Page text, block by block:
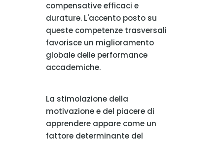
compensative efficaci e
durature. L'accento posto su
queste competenze trasversali
favorisce un miglioramento
globale delle performance
accademiche.
La stimolazione della
motivazione e del piacere di
apprendere appare come un
fattore determinante del